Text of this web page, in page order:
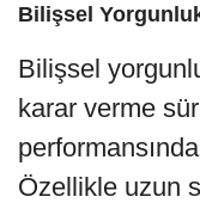
Bilişsel
Bilişsel
karar verme
Özellikle uzun